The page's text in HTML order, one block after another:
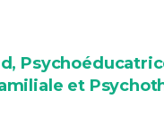
et